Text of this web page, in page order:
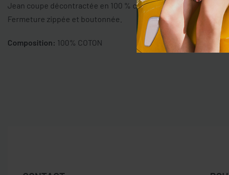
Jean coupe décontractée en 100 % coton recyclé avec
Fermeture zippée et boutonnée.
Composition: 100% COTON